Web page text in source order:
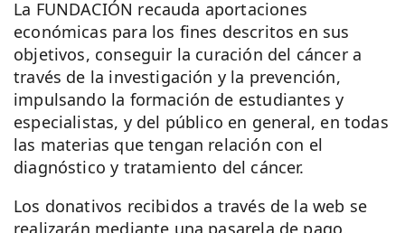
La FUNDACIÓN recauda aportaciones
económicas para los fines descritos en sus
objetivos, conseguir la curación del cáncer a
través de la investigación y la prevención,
impulsando la formación de estudiantes y
especialistas, y del público en general, en todas
las materias que tengan relación con el
diagnóstico y tratamiento del cáncer.
Los donativos recibidos a través de la web se
realizarán mediante una pasarela de pago,